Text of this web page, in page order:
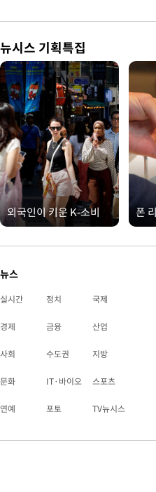
뉴시스 기획특집
외국인이 키운 K-소비 폰
뉴스
실시간 정치 국제
경제 금융 산업
사회 수도권 지방
문화 IT·바이오 스포츠
연예 포토 TV뉴시스